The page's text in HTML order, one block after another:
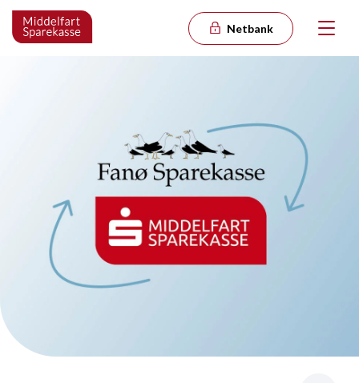
Netbank